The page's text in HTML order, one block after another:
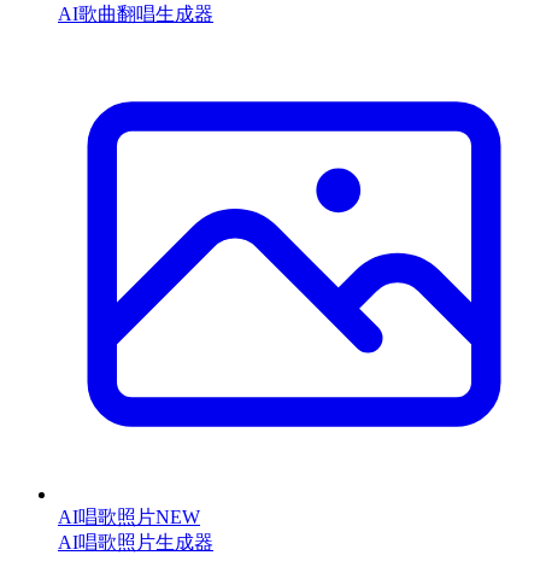
AI歌曲翻唱生成器
AI唱歌照片NEW
AI唱歌照片生成器